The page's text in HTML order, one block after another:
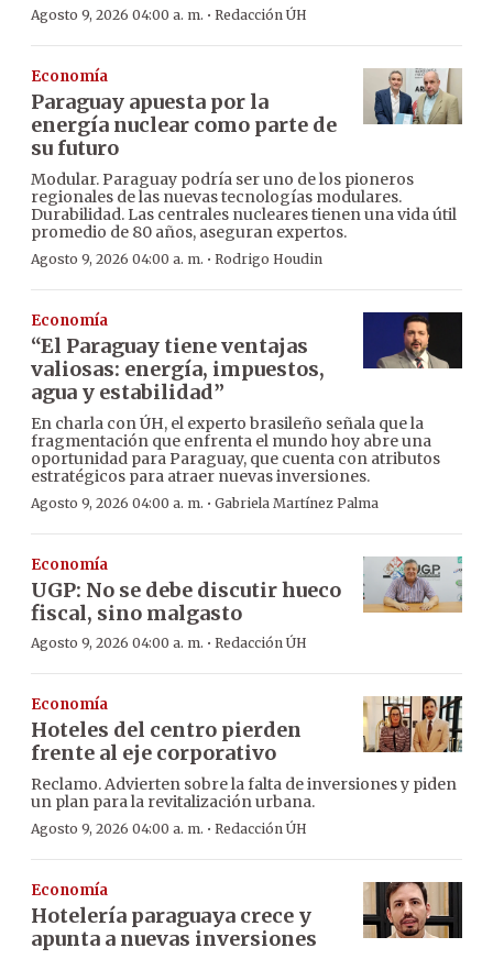
Agosto 9, 2026 04:00 a. m. · Redacción ÚH
Economía
Paraguay apuesta por la
energía nuclear como parte de
su futuro
Modular. Paraguay podría ser uno de los pioneros
regionales de las nuevas tecnologías modulares.
Durabilidad. Las centrales nucleares tienen una vida útil
promedio de 80 años, aseguran expertos.
Agosto 9, 2026 04:00 a. m. · Rodrigo Houdin
Economía
“El Paraguay tiene ventajas
valiosas: energía, impuestos,
agua y estabilidad”
En charla con ÚH, el experto brasileño señala que la
fragmentación que enfrenta el mundo hoy abre una
oportunidad para Paraguay, que cuenta con atributos
estratégicos para atraer nuevas inversiones.
Agosto 9, 2026 04:00 a. m. · Gabriela Martínez Palma
Economía
UGP: No se debe discutir hueco
fiscal, sino malgasto
Agosto 9, 2026 04:00 a. m. · Redacción ÚH
Economía
Hoteles del centro pierden
frente al eje corporativo
Reclamo. Advierten sobre la falta de inversiones y piden
un plan para la revitalización urbana.
Agosto 9, 2026 04:00 a. m. · Redacción ÚH
Economía
Hotelería paraguaya crece y
apunta a nuevas inversiones